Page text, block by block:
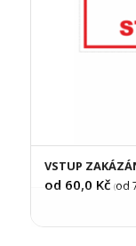
VSTUP
od 60,0 Kč (od